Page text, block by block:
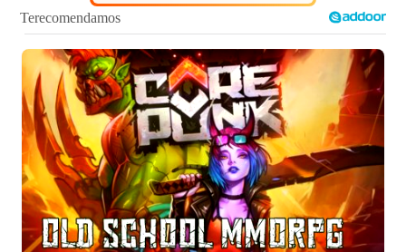
Tráiler de '33 días', la nueva serie de Atresplayer con Julián Villagrán y José Manuel Poga
Tráiler en catalán de 'Ravalear', la nueva serie de HBO Max sobre los fondos buitre